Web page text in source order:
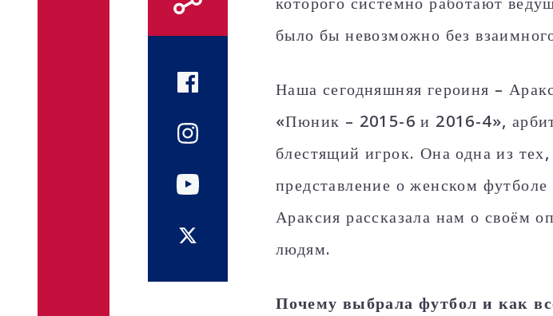
было бы невозможно без
Наша сегодняшняя героиня –
«Пюник – 2015-6 и 2016-4»,
блестящий игрок. Она одна из
представление о женском
Араксия рассказала нам о своём
людям.
Почему выбрала футбол и как